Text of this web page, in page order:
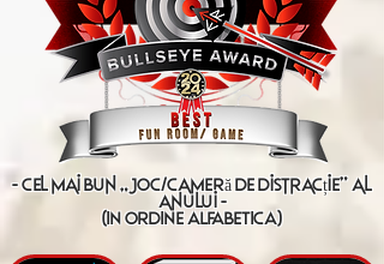
- cel mai bun „joc/cameră de distracție” al
anului -
(IN ORDINE ALFABETICA)